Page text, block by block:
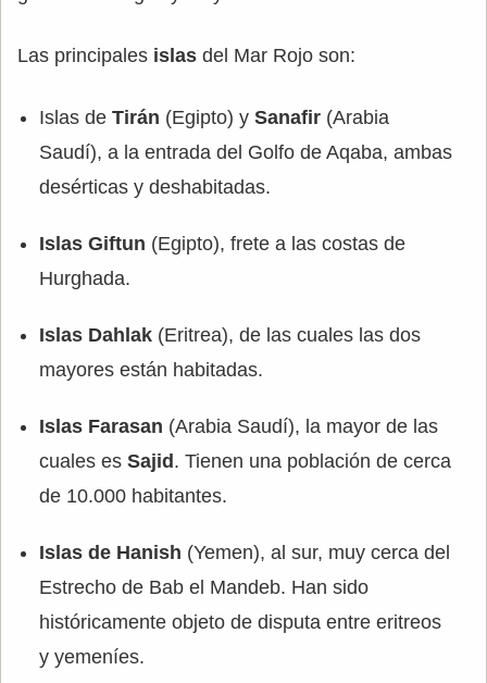
Las principales islas del Mar Rojo son:
Islas de Tirán (Egipto) y Sanafir (Arabia
Saudí), a la entrada del Golfo de Aqaba, ambas
desérticas y deshabitadas.
Islas Giftun (Egipto), frete a las costas de
Hurghada.
Islas Dahlak (Eritrea), de las cuales las dos
mayores están habitadas.
Islas Farasan (Arabia Saudí), la mayor de las
cuales es Sajid . Tienen una población de cerca
de 10.000 habitantes.
Islas de Hanish (Yemen), al sur, muy cerca del
Estrecho de Bab el Mandeb. Han sido
históricamente objeto de disputa entre eritreos
y yemeníes.